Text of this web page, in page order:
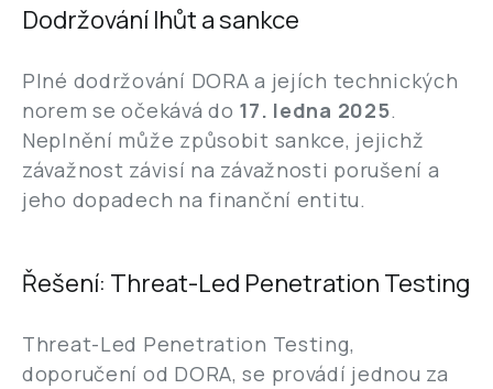
Dodržování lhůt a sankce
Plné dodržování DORA a jejích technických
norem se očekává do 17. ledna 2025.
Neplnění může způsobit sankce, jejichž
závažnost závisí na závažnosti porušení a
jeho dopadech na finanční entitu.
Řešení: Threat-Led Penetration Testing
Threat-Led Penetration Testing,
doporučení od DORA, se provádí jednou za